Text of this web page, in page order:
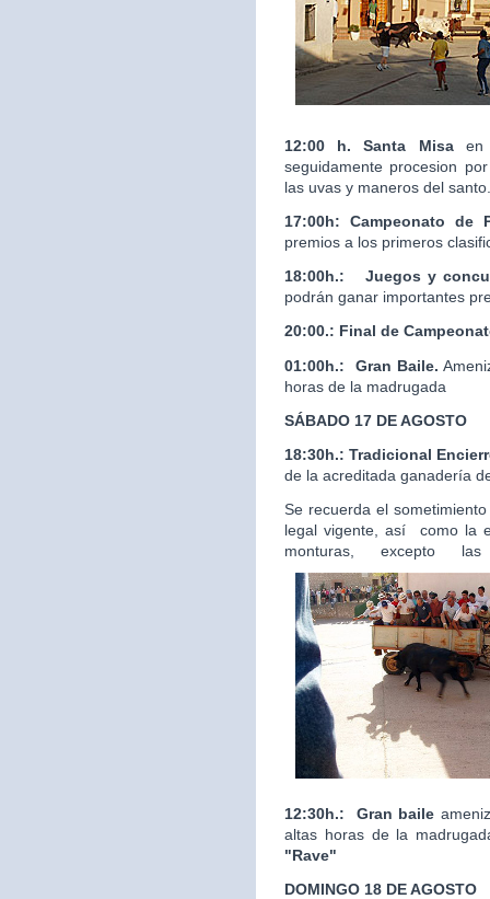
12:00 h. Santa Misaen
seguidamente procesion
las uvas y maneros del santo.
17:00h: Campeonato de
premios a los primeros
18:00h.:
Juegos y
podrán ganar importantes
20:00.: Final de
01:00h.: Gran Baile.
horas de la madrugada
SÁBADO 17 DE AGOSTO
18:30h.: Tradicional
de la acreditada ganadería
Se recuerda el
legal vigente, así como la
monturas, excepto
12:30h.: Gran baile
altas horas de la
"Rave"
DOMINGO 18 DE AGOSTO